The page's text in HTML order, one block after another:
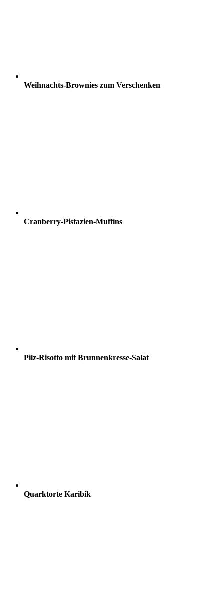
Weihnachts-Brownies zum Verschenken
Cranberry-Pistazien-Muffins
Pilz-Risotto mit Brunnenkresse-Salat
Quarktorte Karibik